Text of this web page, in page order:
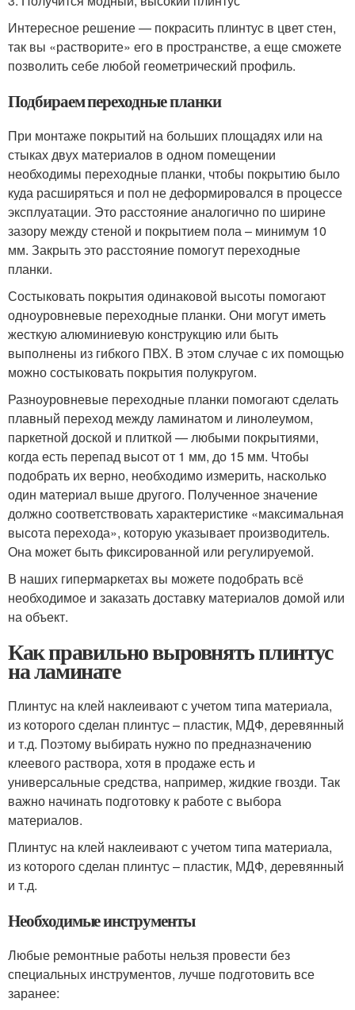
Интересное решение — покрасить плинтус в цвет стен,
так вы «растворите» его в пространстве, а еще сможете
позволить себе любой геометрический профиль.
Подбираем переходные планки
При монтаже покрытий на больших площадях или на
стыках двух материалов в одном помещении
необходимы переходные планки, чтобы покрытию было
куда расширяться и пол не деформировался в процессе
эксплуатации. Это расстояние аналогично по ширине
зазору между стеной и покрытием пола – минимум 10
мм. Закрыть это расстояние помогут переходные
планки.
Состыковать покрытия одинаковой высоты помогают
одноуровневые переходные планки. Они могут иметь
жесткую алюминиевую конструкцию или быть
выполнены из гибкого ПВХ. В этом случае с их помощью
можно состыковать покрытия полукругом.
Разноуровневые переходные планки помогают сделать
плавный переход между ламинатом и линолеумом,
паркетной доской и плиткой — любыми покрытиями,
когда есть перепад высот от 1 мм, до 15 мм. Чтобы
подобрать их верно, необходимо измерить, насколько
один материал выше другого. Полученное значение
должно соответствовать характеристике «максимальная
высота перехода», которую указывает производитель.
Она может быть фиксированной или регулируемой.
В наших гипермаркетах вы можете подобрать всё
необходимое и заказать доставку материалов домой или
на объект.
Как правильно выровнять плинтус
на ламинате
Плинтус на клей наклеивают с учетом типа материала,
из которого сделан плинтус – пластик, МДФ, деревянный
и т.д. Поэтому выбирать нужно по предназначению
клеевого раствора, хотя в продаже есть и
универсальные средства, например, жидкие гвозди. Так
важно начинать подготовку к работе с выбора
материалов.
Плинтус на клей наклеивают с учетом типа материала,
из которого сделан плинтус – пластик, МДФ, деревянный
и т.д.
Необходимые инструменты
Любые ремонтные работы нельзя провести без
специальных инструментов, лучше подготовить все
заранее: